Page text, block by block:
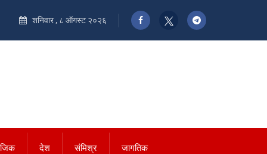
शनिवार , ८ ऑगस्ट २०२६
देश संमिश्र जागतिक